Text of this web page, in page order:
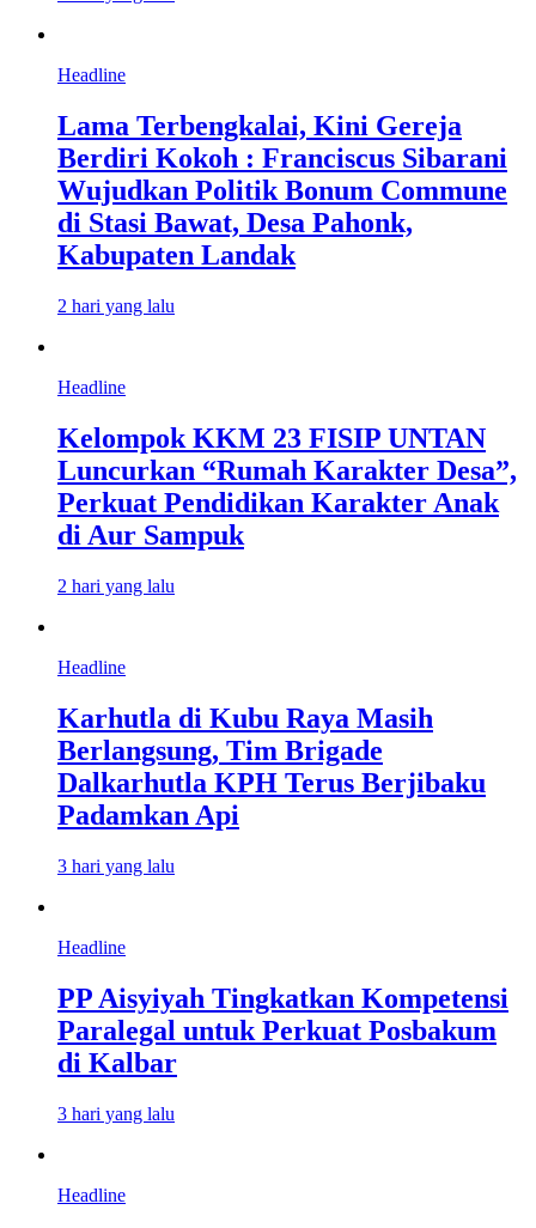
Headline
Lama Terbengkalai, Kini Gereja
Berdiri Kokoh : Franciscus Sibarani
Wujudkan Politik Bonum Commune
di Stasi Bawat, Desa Pahonk,
Kabupaten Landak
2 hari yang lalu
Headline
Kelompok KKM 23 FISIP UNTAN
Luncurkan “Rumah Karakter Desa”,
Perkuat Pendidikan Karakter Anak
di Aur Sampuk
2 hari yang lalu
Headline
Karhutla di Kubu Raya Masih
Berlangsung, Tim Brigade
Dalkarhutla KPH Terus Berjibaku
Padamkan Api
3 hari yang lalu
Headline
PP Aisyiyah Tingkatkan Kompetensi
Paralegal untuk Perkuat Posbakum
di Kalbar
3 hari yang lalu
Headline